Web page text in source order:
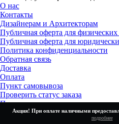
Акция! При оплате наличными
подробнее
О нас
Контакты
Дизайнерам и Архитекторам
Публичная оферта для
Публичная оферта для
Политика конфиденциальности
Обратная связь
Доставка
Оплата
Пункт самовывоза
Проверить статус заказа
Получение и возврат товара
Установка и подключение